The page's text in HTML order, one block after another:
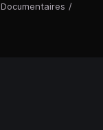
Documentaires /